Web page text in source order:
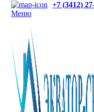
+7 (3412)
Меню